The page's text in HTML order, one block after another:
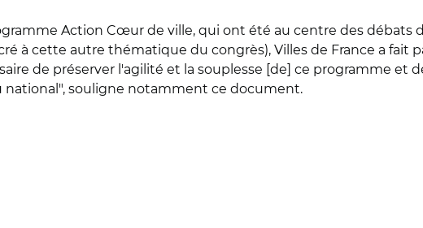
Action Cœur de ville, qui ont été au centre des débats
à cette autre thématique du congrès), Villes de France a fait
de préserver l'agilité et la souplesse [de] ce programme et
souligne notamment ce document.